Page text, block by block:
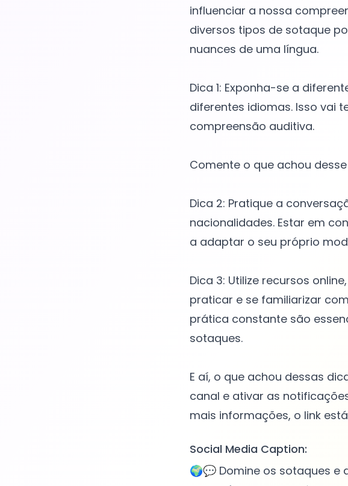
influenciar a nossa
diversos tipos de sotaque
nuances de uma língua.
Dica 1: Exponha-se a
diferentes idiomas. Isso vai
compreensão auditiva.
Comente o que achou
Dica 2: Pratique a
nacionalidades. Estar em
a adaptar o seu próprio
Dica 3: Utilize recursos
praticar e se familiarizar
prática constante são
sotaques.
E aí, o que achou dessas
canal e ativar as
Social Media Caption:
🌍💬 Domine os sotaques e